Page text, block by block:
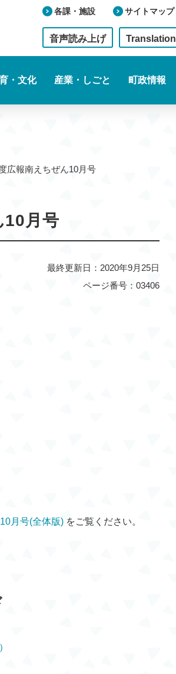
各課・施設 サイトマップ
音声読み上げ Translation
・文化 産業・しごと 町政情報
広報南えちぜん10月号
10月号
最終更新日：2020年9月25日
ページ番号：03406
月号(全体版) をご覧ください。